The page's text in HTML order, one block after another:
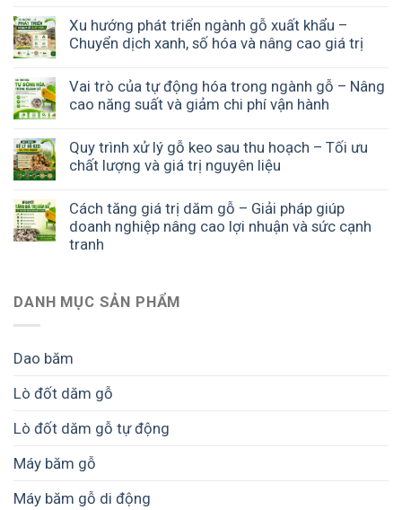
Xu hướng phát triển ngành gỗ xuất khẩu –
Chuyển dịch xanh, số hóa và nâng cao giá trị
Vai trò của tự động hóa trong ngành gỗ – Nâng
cao năng suất và giảm chi phí vận hành
Quy trình xử lý gỗ keo sau thu hoạch – Tối ưu
chất lượng và giá trị nguyên liệu
Cách tăng giá trị dăm gỗ – Giải pháp giúp
doanh nghiệp nâng cao lợi nhuận và sức cạnh
tranh
DANH MỤC SẢN PHẨM
Dao băm
Lò đốt dăm gỗ
Lò đốt dăm gỗ tự động
Máy băm gỗ
Máy băm gỗ di động